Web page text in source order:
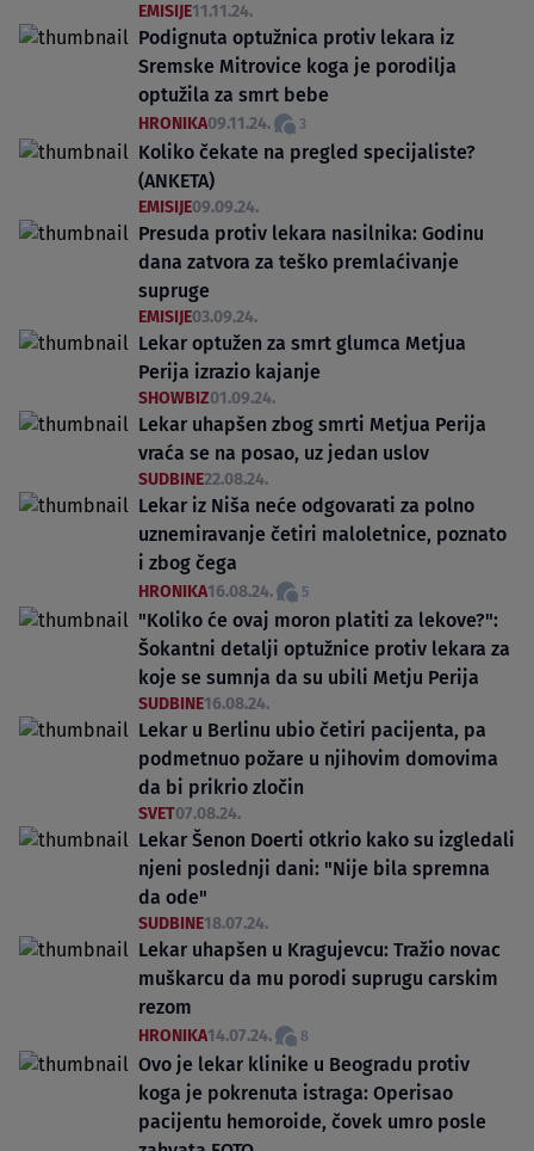
EMISIJE11.11.24.
Podignuta optužnica protiv lekara iz
Sremske Mitrovice koga je porodilja
optužila za smrt bebe
HRONIKA09.11.24. 3
Koliko čekate na pregled specijaliste?
(ANKETA)
EMISIJE09.09.24.
Presuda protiv lekara nasilnika: Godinu
dana zatvora za teško premlaćivanje
supruge
EMISIJE03.09.24.
Lekar optužen za smrt glumca Metjua
Perija izrazio kajanje
SHOWBIZ01.09.24.
Lekar uhapšen zbog smrti Metjua Perija
vraća se na posao, uz jedan uslov
SUDBINE22.08.24.
Lekar iz Niša neće odgovarati za polno
uznemiravanje četiri maloletnice, poznato
i zbog čega
HRONIKA16.08.24. 5
"Koliko će ovaj moron platiti za lekove?":
Šokantni detalji optužnice protiv lekara za
koje se sumnja da su ubili Metju Perija
SUDBINE16.08.24.
Lekar u Berlinu ubio četiri pacijenta, pa
podmetnuo požare u njihovim domovima
da bi prikrio zločin
SVET07.08.24.
Lekar Šenon Doerti otkrio kako su izgledali
njeni poslednji dani: "Nije bila spremna
da ode"
SUDBINE18.07.24.
Lekar uhapšen u Kragujevcu: Tražio novac
muškarcu da mu porodi suprugu carskim
rezom
HRONIKA14.07.24. 8
Ovo je lekar klinike u Beogradu protiv
koga je pokrenuta istraga: Operisao
pacijentu hemoroide, čovek umro posle